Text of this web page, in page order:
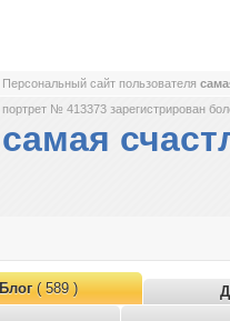
Персональный сайт пользователя
портрет № 413373 зарегистрирован
самая
Блог( 589 )